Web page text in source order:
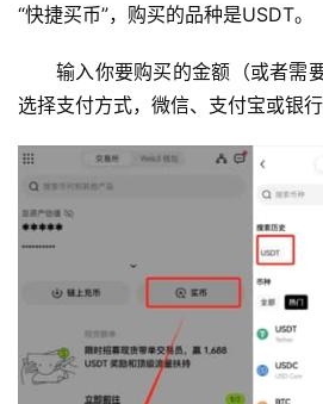
“快捷买币”，购买的品种是USDT。
输入你要购买的金额（或者需
选择支付方式，微信、支付宝或银行